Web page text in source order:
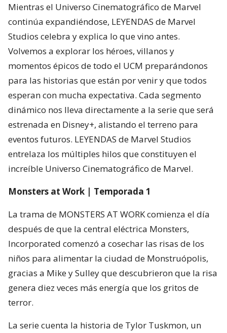
Mientras el Universo Cinematográfico de Marvel
continúa expandiéndose, LEYENDAS de Marvel
Studios celebra y explica lo que vino antes.
Volvemos a explorar los héroes, villanos y
momentos épicos de todo el UCM preparándonos
para las historias que están por venir y que todos
esperan con mucha expectativa. Cada segmento
dinámico nos lleva directamente a la serie que será
estrenada en Disney+, alistando el terreno para
eventos futuros. LEYENDAS de Marvel Studios
entrelaza los múltiples hilos que constituyen el
increíble Universo Cinematográfico de Marvel.
Monsters at Work | Temporada 1
La trama de MONSTERS AT WORK comienza el día
después de que la central eléctrica Monsters,
Incorporated comenzó a cosechar las risas de los
niños para alimentar la ciudad de Monstruópolis,
gracias a Mike y Sulley que descubrieron que la risa
genera diez veces más energía que los gritos de
terror.
La serie cuenta la historia de Tylor Tuskmon, un